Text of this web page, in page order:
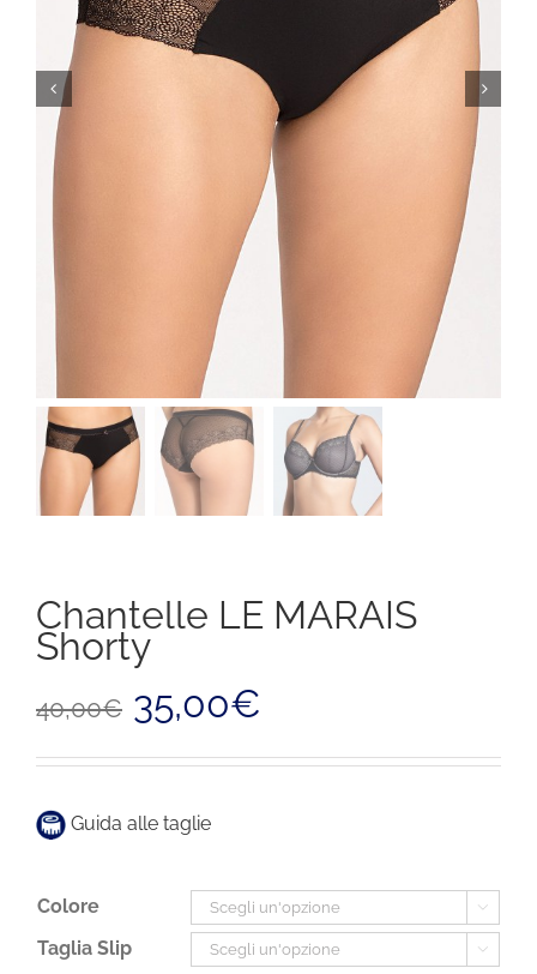
Chantelle LE MARAIS
Shorty
40,00€ prezzo
era:
35,00€
è:
Guida alle taglie
Colore 
Taglia Slip 